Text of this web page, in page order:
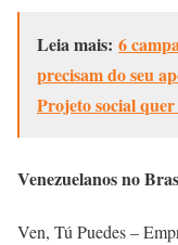
Leia mais: 6
precisam do seu
Projeto social
Venezuelanos no
Ven, Tú Puedes –